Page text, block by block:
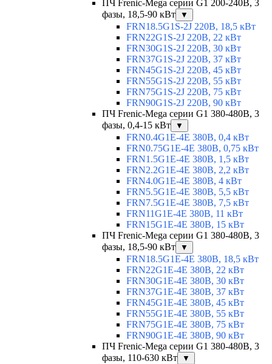
ПЧ Frenic-Mega серии G1 200-240В, 3
фазы, 18,5-90 кВт
▼
FRN18.5G1S-2J 220В, 18,5 кВт
FRN22G1S-2J 220В, 22 кВт
FRN30G1S-2J 220В, 30 кВт
FRN37G1S-2J 220В, 37 кВт
FRN45G1S-2J 220В, 45 кВт
FRN55G1S-2J 220В, 55 кВт
FRN75G1S-2J 220В, 75 кВт
FRN90G1S-2J 220В, 90 кВт
ПЧ Frenic-Mega серии G1 380-480В, 3
фазы, 0,4-15 кВт
▼
FRN0.4G1E-4E 380В, 0,4 кВт
FRN0.75G1E-4E 380В, 0,75 кВт
FRN1.5G1E-4E 380В, 1,5 кВт
FRN2.2G1E-4E 380В, 2,2 кВт
FRN4.0G1E-4E 380В, 4 кВт
FRN5.5G1E-4E 380В, 5,5 кВт
FRN7.5G1E-4E 380В, 7,5 кВт
FRN11G1E-4E 380В, 11 кВт
FRN15G1E-4E 380В, 15 кВт
ПЧ Frenic-Mega серии G1 380-480В, 3
фазы, 18,5-90 кВт
▼
FRN18.5G1E-4E 380В, 18,5 кВт
FRN22G1E-4E 380В, 22 кВт
FRN30G1E-4E 380В, 30 кВт
FRN37G1E-4E 380В, 37 кВт
FRN45G1E-4E 380В, 45 кВт
FRN55G1E-4E 380В, 55 кВт
FRN75G1E-4E 380В, 75 кВт
FRN90G1E-4E 380В, 90 кВт
ПЧ Frenic-Mega серии G1 380-480В, 3
фазы, 110-630 кВт
▼